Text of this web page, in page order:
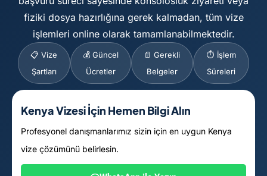
fiziki dosya hazırlığına gerek kalmadan, tüm vize
işlemleri online olarak tamamlanabilmektedir.
📋 Vize
Şartları
💰 Güncel
Ücretler
📄 Gerekli
Belgeler
⏱️ İşlem
Süreleri
Kenya Vizesi İçin Hemen Bilgi Alın
Profesyonel danışmanlarımız sizin için en uygun Kenya
vize çözümünü belirlesin.